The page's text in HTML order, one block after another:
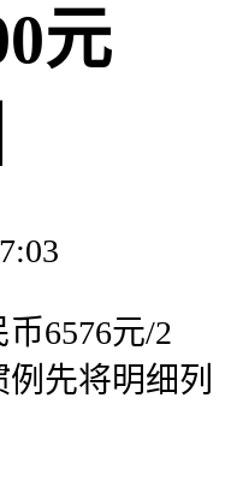
元
6576元/2
先将明细列